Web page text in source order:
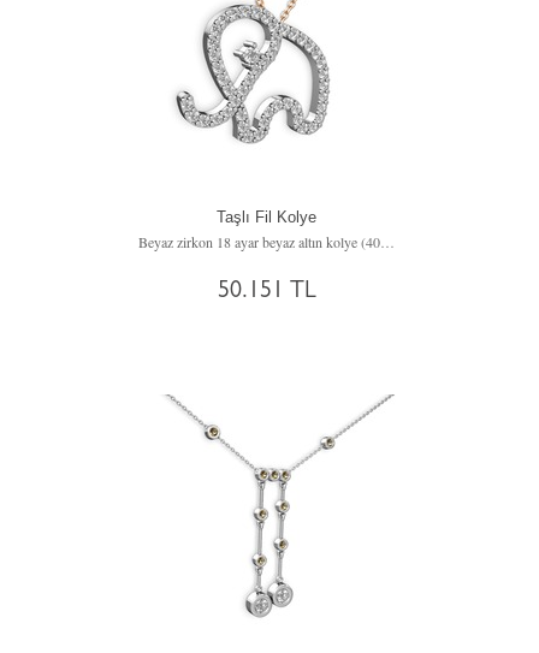
Taşlı Fil Kolye
Beyaz zirkon 18 ayar beyaz altın kolye (40 cm rose altın rolo zincir)
50.151 TL